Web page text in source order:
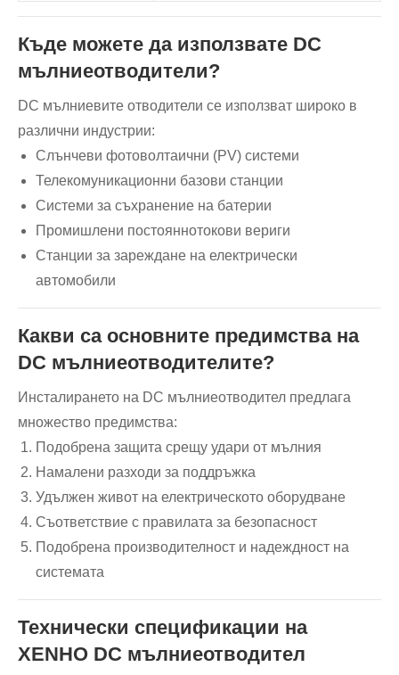
Къде можете да използвате DC
мълниеотводители?
DC мълниевите отводители се използват широко в
различни индустрии:
Слънчеви фотоволтаични (PV) системи
Телекомуникационни базови станции
Системи за съхранение на батерии
Промишлени постояннотокови вериги
Станции за зареждане на електрически
автомобили
Какви са основните предимства на
DC мълниеотводителите?
Инсталирането на DC мълниеотводител предлага
множество предимства:
Подобрена защита срещу удари от мълния
Намалени разходи за поддръжка
Удължен живот на електрическото оборудване
Съответствие с правилата за безопасност
Подобрена производителност и надеждност на
системата
Технически спецификации на
XENHO DC мълниеотводител